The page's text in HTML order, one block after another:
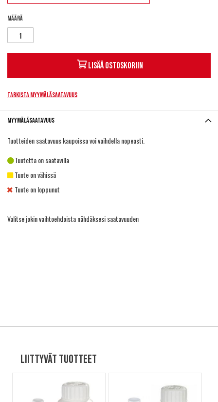
Määrä
Lisää ostoskoriin
Tarkista myymäläsaatavuus
Myymäläsaatavuus
Tuotteiden saatavuus kaupoissa voi vaihdella nopeasti.
Tuotetta on saatavilla
Tuote on vähissä
Tuote on loppunut
Valitse jokin vaihtoehdoista nähdäksesi saatavuuden
Liittyvät tuotteet